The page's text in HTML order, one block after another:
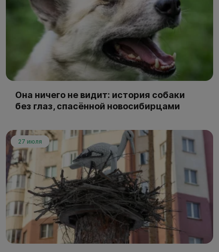
Она ничего не видит: история собаки
без глаз, спасённой новосибирцами
27 июля